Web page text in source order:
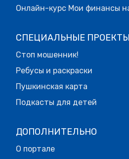
Онлайн-курс Мои финансы
СПЕЦИАЛЬНЫЕ ПРОЕКТЫ
Стоп мошенник!
Ребусы и раскраски
Пушкинская карта
Подкасты для детей
ДОПОЛНИТЕЛЬНО
О портале